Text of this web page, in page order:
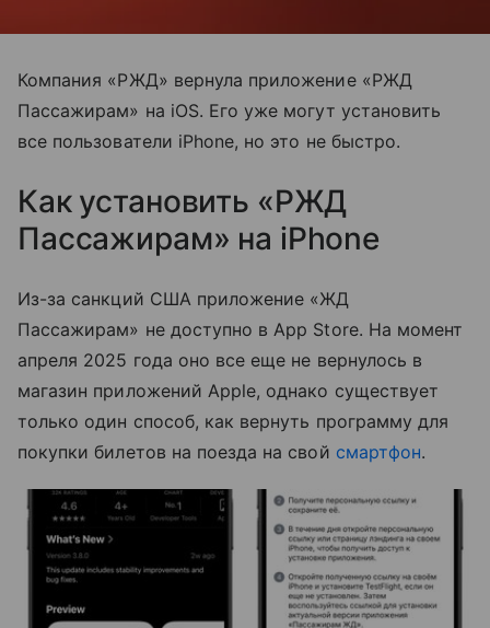
Компания «РЖД» вернула приложение «РЖД
Пассажирам» на iOS. Его уже могут установить
все пользователи iPhone, но это не быстро.
Как установить «РЖД
Пассажирам» на iPhone
Из-за санкций США приложение «ЖД
Пассажирам» не доступно в App Store. На момент
апреля 2025 года оно все еще не вернулось в
магазин приложений Apple, однако существует
только один способ, как вернуть программу для
покупки билетов на поезда на свой смартфон.